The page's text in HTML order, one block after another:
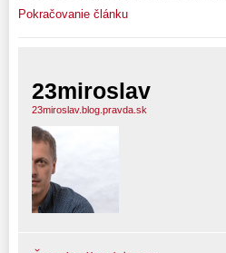
Pokračovanie článku
23miroslav
23miroslav.blog.pravda.sk